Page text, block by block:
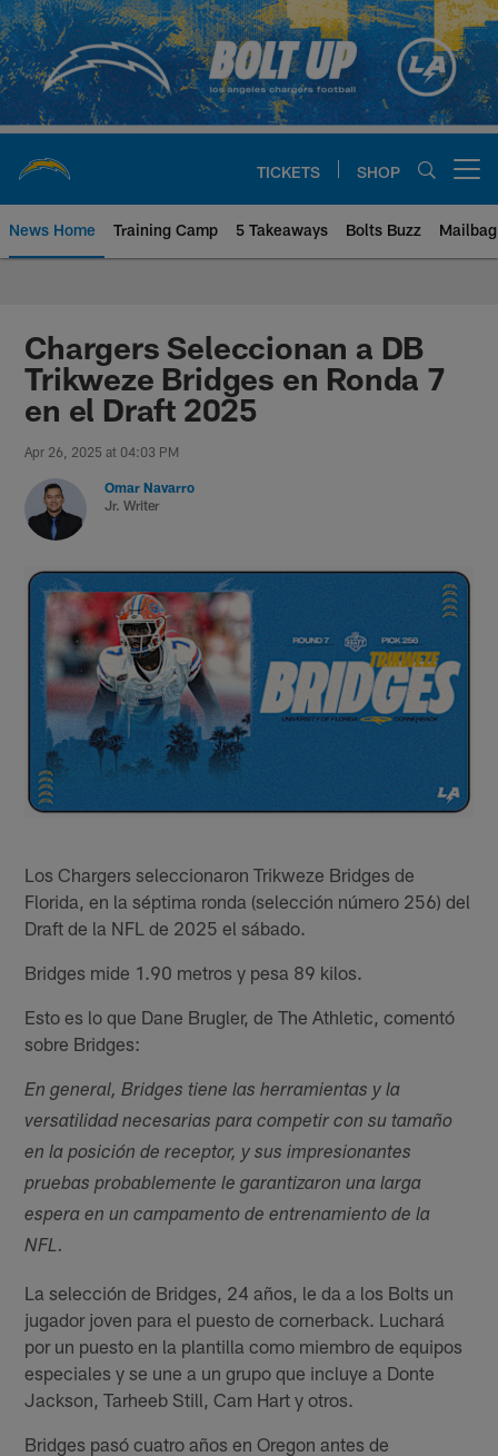
Skip
to
main
content
TICKETS SHOP
News Home Training Camp 5 Takeaways Bolts Buzz Mailbag
Chargers Official Site | Los
Chargers Seleccionan a DB
Trikweze Bridges en Ronda 7
en el Draft 2025
Apr 26, 2025 at 04:03 PM
Omar Navarro
Jr. Writer
Los Chargers seleccionaron Trikweze Bridges de
Florida, en la séptima ronda (selección número 256) del
Draft de la NFL de 2025 el sábado.
Bridges mide 1.90 metros y pesa 89 kilos.
Esto es lo que Dane Brugler, de The Athletic, comentó
sobre Bridges:
En general, Bridges tiene las herramientas y la
versatilidad necesarias para competir con su tamaño
en la posición de receptor, y sus impresionantes
pruebas probablemente le garantizaron una larga
espera en un campamento de entrenamiento de la
NFL.
La selección de Bridges, 24 años, le da a los Bolts un
jugador joven para el puesto de cornerback. Luchará
por un puesto en la plantilla como miembro de equipos
especiales y se une a un grupo que incluye a Donte
Jackson, Tarheeb Still, Cam Hart y otros.
Bridges pasó cuatro años en Oregon antes de